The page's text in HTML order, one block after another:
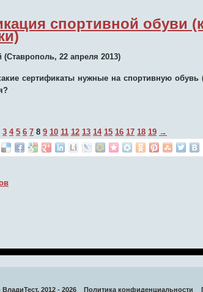
спортивной обуви
(Ставрополь, 22 апреля 2013)
сертификаты нужные на спортивную обувь
3 4 5 6 7 8 9 10 11 12 13 14 15 16 17 18 19 →
2012 - 2026 Политика конфиденциальности